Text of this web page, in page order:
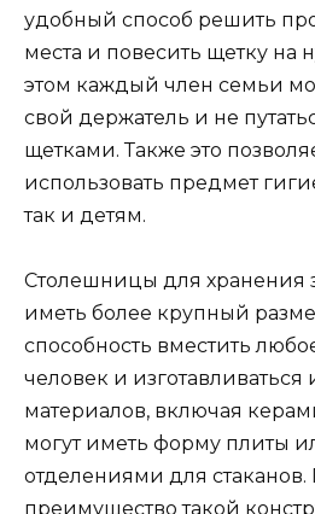
удобный способ решить
места и повесить щетку на
этом каждый член семьи
свой держатель и не
щетками. Также это
использовать предмет
так и детям.
Столешницы для хранения
иметь более крупный
способность вместить
человек и изготавливаться
материалов, включая
могут иметь форму плиты
отделениями для стаканов.
преимущество такой